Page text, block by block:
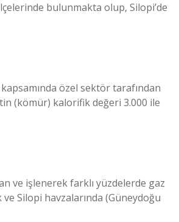
bulunmakta olup, Silopi’de
özel sektör tarafından
(kömür) kalorifik değeri 3.000 ile
ve işlenerek farklı yüzdelerde gaz
Silopi havzalarında (Güneydoğu